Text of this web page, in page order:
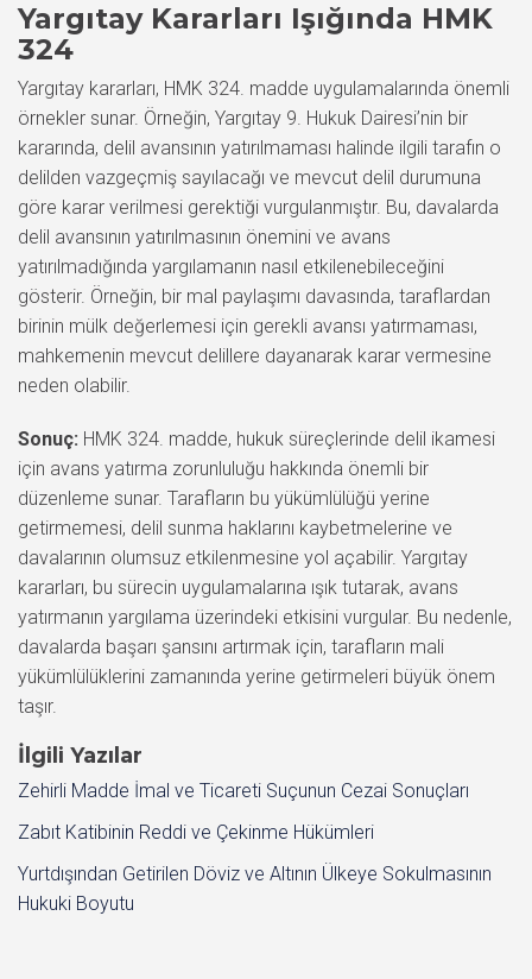
Yargıtay Kararları Işığında HMK
324
Yargıtay kararları, HMK 324. madde uygulamalarında önemli
örnekler sunar. Örneğin, Yargıtay 9. Hukuk Dairesi’nin bir
kararında, delil avansının yatırılmaması halinde ilgili tarafın o
delilden vazgeçmiş sayılacağı ve mevcut delil durumuna
göre karar verilmesi gerektiği vurgulanmıştır. Bu, davalarda
delil avansının yatırılmasının önemini ve avans
yatırılmadığında yargılamanın nasıl etkilenebileceğini
gösterir. Örneğin, bir mal paylaşımı davasında, taraflardan
birinin mülk değerlemesi için gerekli avansı yatırmaması,
mahkemenin mevcut delillere dayanarak karar vermesine
neden olabilir.
Sonuç: HMK 324. madde, hukuk süreçlerinde delil ikamesi
için avans yatırma zorunluluğu hakkında önemli bir
düzenleme sunar. Tarafların bu yükümlülüğü yerine
getirmemesi, delil sunma haklarını kaybetmelerine ve
davalarının olumsuz etkilenmesine yol açabilir. Yargıtay
kararları, bu sürecin uygulamalarına ışık tutarak, avans
yatırmanın yargılama üzerindeki etkisini vurgular. Bu nedenle,
davalarda başarı şansını artırmak için, tarafların mali
yükümlülüklerini zamanında yerine getirmeleri büyük önem
taşır.
İlgili Yazılar
Zehirli Madde İmal ve Ticareti Suçunun Cezai Sonuçları
Zabıt Katibinin Reddi ve Çekinme Hükümleri
Yurtdışından Getirilen Döviz ve Altının Ülkeye Sokulmasının
Hukuki Boyutu